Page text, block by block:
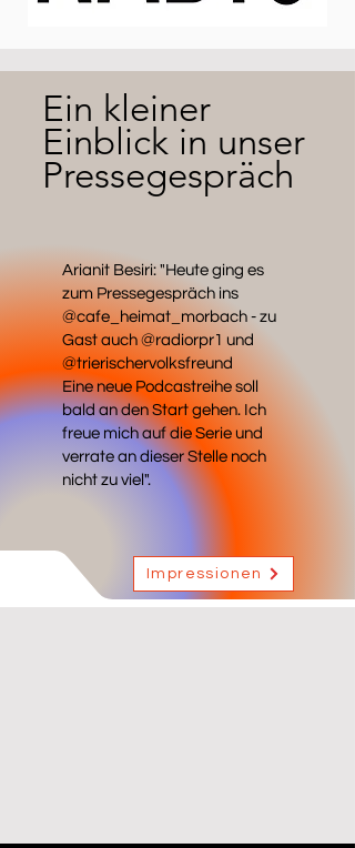
Ein kleiner
Einblick in unser
Pressegespräch
Arianit Besiri: "Heute ging es
zum Pressegespräch ins
@cafe_heimat_morbach - zu
Gast auch @radiorpr1 und
@trierischervolksfreund
Eine neue Podcastreihe soll
bald an den Start gehen. Ich
freue mich auf die Serie und
verrate an dieser Stelle noch
nicht zu viel".
Impressionen